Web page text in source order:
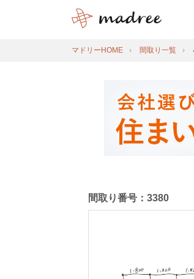
マドリーHOME 間取り一覧
間取り番号：3380